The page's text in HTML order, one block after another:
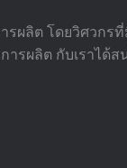
ลิต โดยวิศวก
บเราได้สนใจ